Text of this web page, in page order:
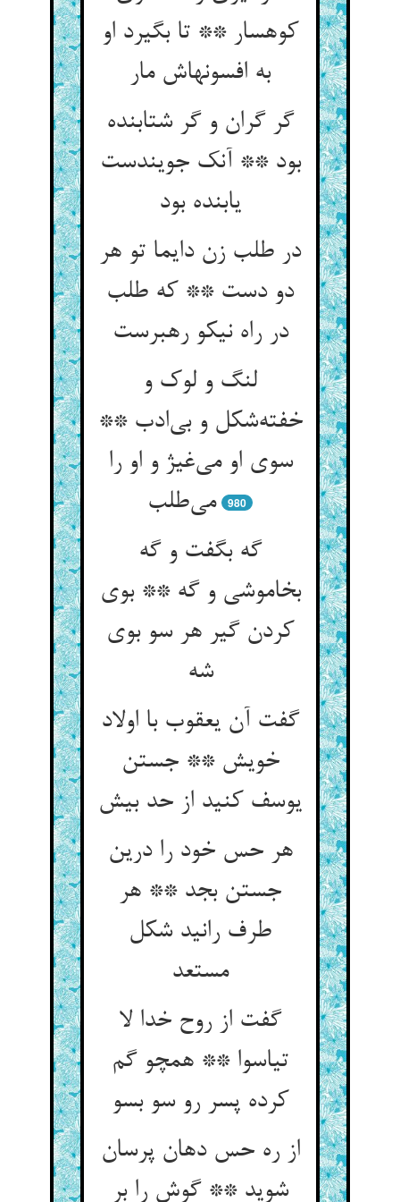
کوهسار ** تا بگیرد او
به افسونهاش مار
گر گران و گر شتابنده
بود ** آنک جویندست
یابنده بود
در طلب زن دایما تو هر
دو دست ** که طلب
در راه نیکو رهبرست
لنگ و لوک و
خفته‌شکل و بی‌ادب **
سوی او می‌غیژ و او را
می‌طلب
980
گه بگفت و گه
بخاموشی و گه ** بوی
کردن گیر هر سو بوی
شه
گفت آن یعقوب با اولاد
خویش ** جستن
یوسف کنید از حد بیش
هر حس خود را درین
جستن بجد ** هر
طرف رانید شکل
مستعد
گفت از روح خدا لا
تیاسوا ** همچو گم
کرده پسر رو سو بسو
از ره حس دهان پرسان
شوید ** گوش را بر